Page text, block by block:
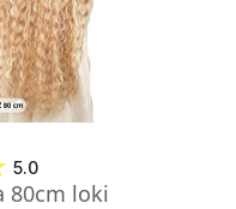
5.0
80cm loki